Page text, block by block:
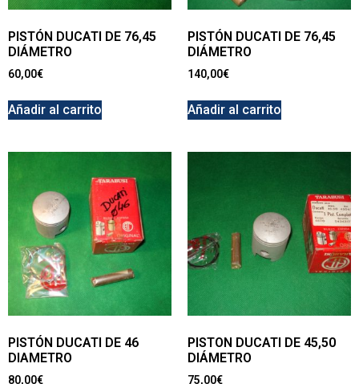
PISTÓN DUCATI DE 76,45
DIÁMETRO
60,00€
Añadir al carrito
PISTÓN DUCATI DE 76,45
DIÁMETRO
140,00€
Añadir al carrito
PISTÓN DUCATI DE 46
DIAMETRO
80,00€
PISTON DUCATI DE 45,50
DIÁMETRO
75,00€